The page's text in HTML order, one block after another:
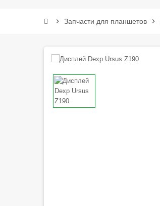
chevron_right Запчасти для планшетов chevron_right